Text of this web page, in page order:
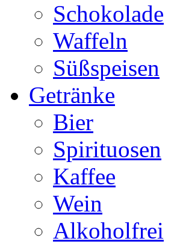
Schokolade
Waffeln
Süßspeisen
Getränke
Bier
Spirituosen
Kaffee
Wein
Alkoholfrei